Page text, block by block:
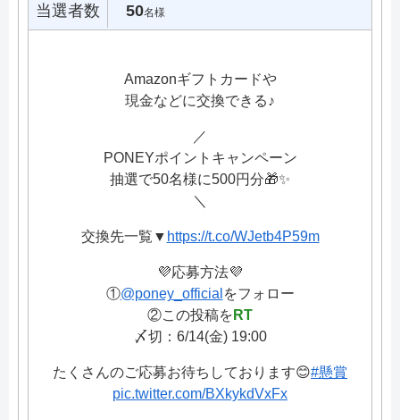
当選者数
50名様
Amazonギフトカードや
現金などに交換できる♪
／
PONEYポイントキャンペーン
抽選で50名様に500円分🎁✨
＼
交換先一覧▼ https://t.co/WJetb4P59m
💜応募方法💜
①@poney_official をフォロー
②この投稿を RT
〆切：6/14(金) 19:00
たくさんのご応募お待ちしております😊#懸賞
pic.twitter.com/BXkykdVxFx